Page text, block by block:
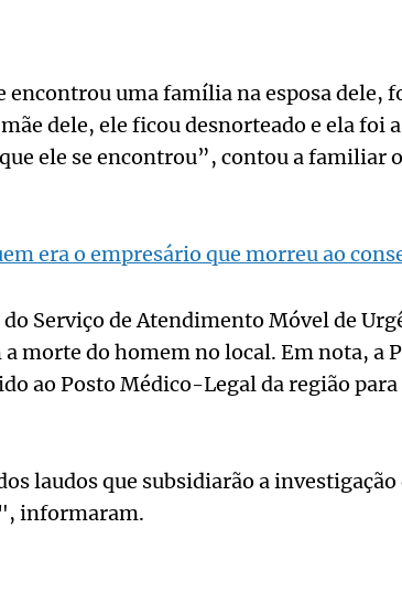
uma família na esposa dele,
dele, ele ficou desnorteado e ela foi
ele se encontrou”, contou a familiar
era o empresário que morreu ao
Serviço de Atendimento Móvel de
morte do homem no local. Em nota, a
ao Posto Médico-Legal da região
laudos que subsidiarão a investigação
informaram.